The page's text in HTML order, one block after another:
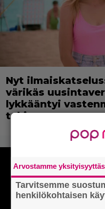
Nyt
värikäs
lykkääntyi
takia
Arvostamme
Tarvitsemme
henkilökohtaisen